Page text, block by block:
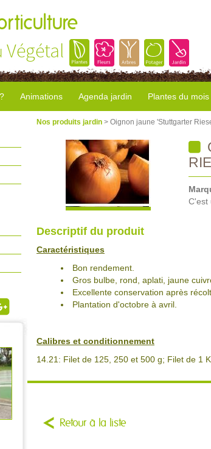
Végétal
Animations Agenda jardin Plantes du mois
Nos produits jardin > Oignon jaune 'Stuttgarter
C'est
Descriptif du produit
Caractéristiques
Bon rendement.
Gros bulbe, rond, aplati, jaune
Excellente conservation après
Plantation d'octobre à avril.
Calibres et conditionnement
14.21: Filet de 125, 250 et 500 g; Filet de 1
Retour à la liste